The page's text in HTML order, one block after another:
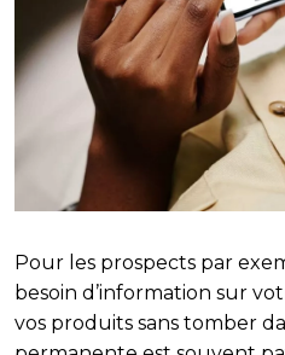
Pour les prospects par
besoin d’information sur
vos produits sans tomber